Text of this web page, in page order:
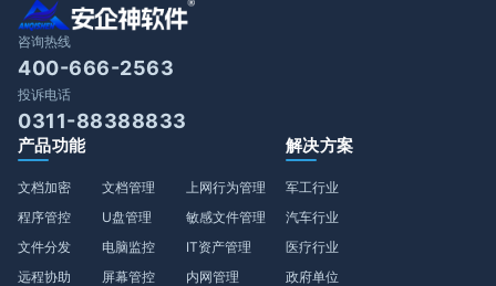
咨询热线
400-666-2563
投诉电话
0311-88388833
产品功能
文档加密
程序管控
文件分发
远程协助
文档管理
U盘管理
电脑监控
屏幕管控
上网行为管理
敏感文件管理
IT资产管理
内网管理
解决方案
军工行业
汽车行业
医疗行业
政府单位